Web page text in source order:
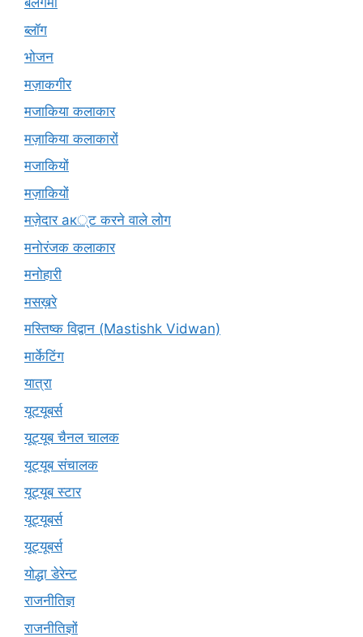
ब्लॉग
भोजन
मज़ाकगीर
मजाकिया कलाकार
मज़ाकिया कलाकारों
मजाकियों
मज़ाकियों
मज़ेदार ак्ट करने वाले लोग
मनोरंजक कलाकार
मनोहारी
मसख़रे
मस्तिष्क विद्वान (Mastishk Vidwan)
मार्केटिंग
यात्रा
यूटयूबर्स
यूट्यूब चैनल चालक
यूट्यूब संचालक
यूट्यूब स्टार
यूट्‍यूबर्स
यूट्यूबर्स
योद्धा डेरेन्ट
राजनीतिज्ञ
राजनीतिज्ञों